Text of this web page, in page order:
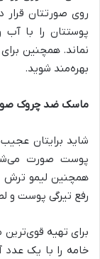
روی صورتتان
پوستتان را با
نماند. همچنین
بهره‌مند شوید.
ماسک ضد چروک
شاید برایتان
پوست صورت
رفع تیرگی پوست
خامه را با یک